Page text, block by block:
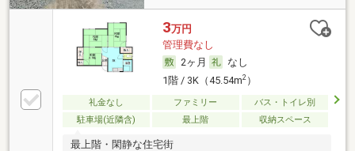
3万円
管理費なし
2ヶ月
なし
1階 / 3K（45.54m2）
礼金なし ファミリー
バス・トイレ別
駐車場(近隣含)
最上階 収納スペース
最上階・閑静な住宅街